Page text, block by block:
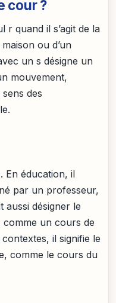
cour ?
quand il s’agit de la
ou d’un
un s désigne un
mouvement,
des
En éducation, il
par un professeur,
aussi désigner le
comme un cours de
contextes, il signifie le
comme le cours du